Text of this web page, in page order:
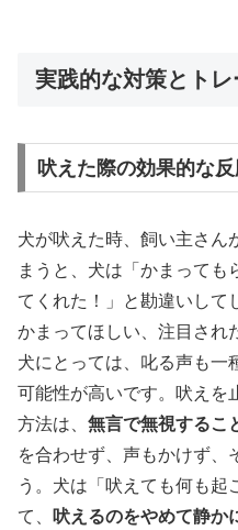
実践的な対策とト
吠えた際の効果的な
犬が吠えた時、飼い主さん
まうと、犬は「かまっても
てくれた！」と勘違いして
かまってほしい、注目され
犬にとっては、叱る声も一
可能性が高いです。吠えを
方法は、 無言で無視するこ
を合わせず、声もかけず、
う。犬は「吠えても何も起
て、 吠えるのをやめて静か